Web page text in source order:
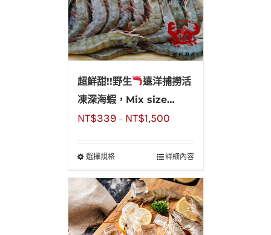
超鮮甜!!野生
遠洋捕撈活
凍深海蝦，Mix size
900g(約30~40尾)，超好
NT$339– NT$1,500
選擇規格 詳細內容